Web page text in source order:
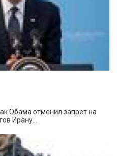
Обама отменил запрет на
Ирану...